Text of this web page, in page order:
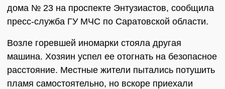
дома № 23 на проспекте Энтузиастов, сообщила
пресс-служба ГУ МЧС по Саратовской области.
Возле горевшей иномарки стояла другая
машина. Хозяин успел ее отогнать на безопасное
расстояние. Местные жители пытались потушить
пламя самостоятельно, но вскоре приехали